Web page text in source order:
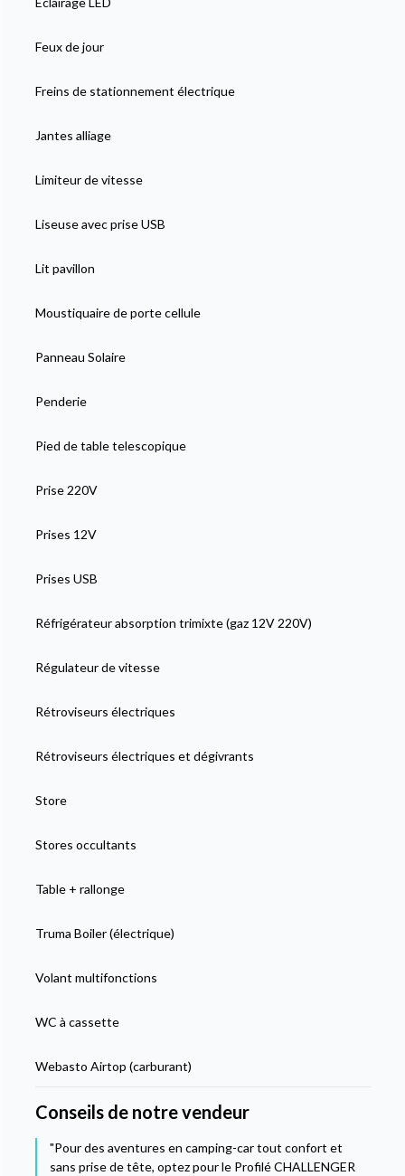
Feux de jour
Freins de stationnement électrique
Jantes alliage
Limiteur de vitesse
Liseuse avec prise USB
Lit pavillon
Moustiquaire de porte cellule
Panneau Solaire
Penderie
Pied de table telescopique
Prise 220V
Prises 12V
Prises USB
Réfrigérateur absorption trimixte (gaz 12V 220V)
Régulateur de vitesse
Rétroviseurs électriques
Rétroviseurs électriques et dégivrants
Store
Stores occultants
Table + rallonge
Truma Boiler (électrique)
Volant multifonctions
WC à cassette
Webasto Airtop (carburant)
Conseils de notre vendeur
"Pour des aventures en camping-car tout confort et
sans prise de tête, optez pour le Profilé CHALLENGER